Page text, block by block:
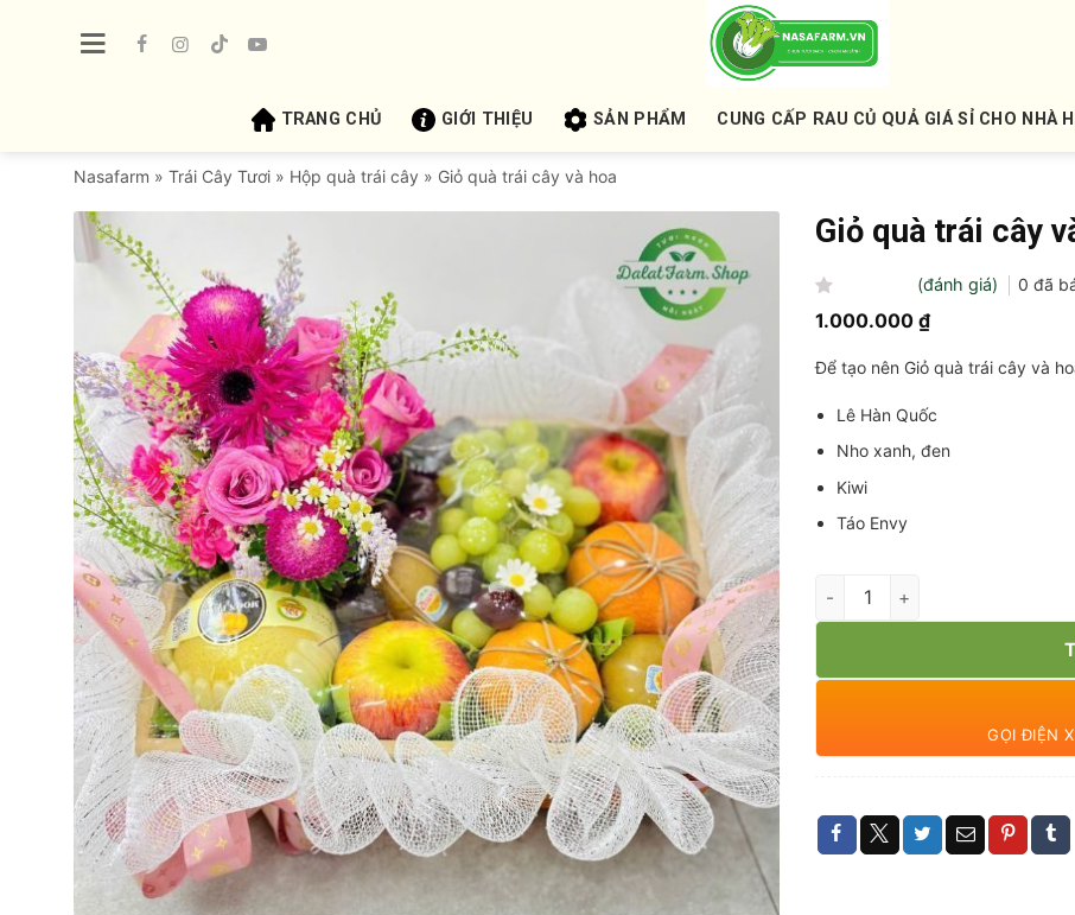
TRANG CHỦ GIỚI THIỆU SẢN PHẨM CUNG CẤP RAU CỦ QUẢ GIÁ SỈ CHO NHÀ
Nasafarm » Trái Cây Tươi » Hộp quà trái cây » Giỏ quà trái cây và hoa
Giỏ quà trái cây
Được
xếp
0
sao
(đánh giá) 0 đã
1.000.000 ₫
Để tạo nên Giỏ quà trái cây và
Lê Hàn Quốc
Nho xanh, đen
Kiwi
Táo Envy
Giỏ quà trái cây và hoa số lượng
GỌI ĐIỆN